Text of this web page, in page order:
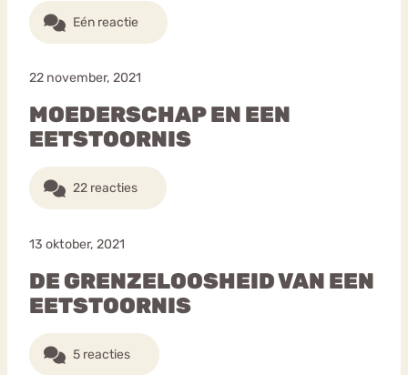
Eén reactie
22 november, 2021
MOEDERSCHAP EN EEN
EETSTOORNIS
22 reacties
13 oktober, 2021
DE GRENZELOOSHEID VAN EEN
EETSTOORNIS
5 reacties